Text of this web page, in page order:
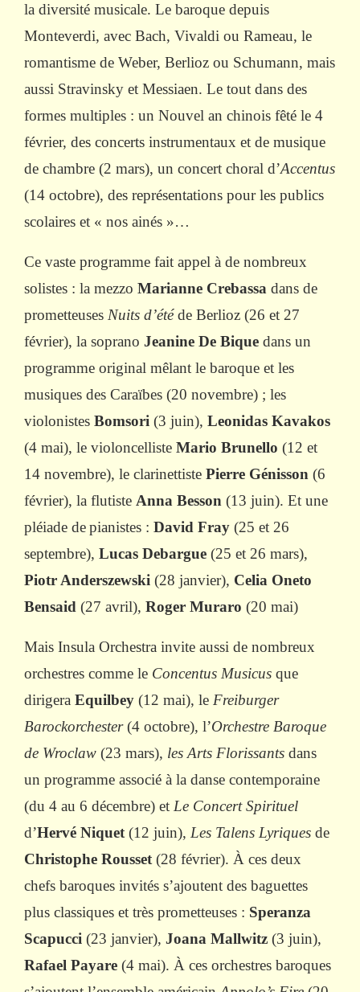
la diversité musicale. Le baroque depuis
Monteverdi, avec Bach, Vivaldi ou Rameau, le
romantisme de Weber, Berlioz ou Schumann, mais
aussi Stravinsky et Messiaen. Le tout dans des
formes multiples : un Nouvel an chinois fêté le 4
février, des concerts instrumentaux et de musique
de chambre (2 mars), un concert choral d’Accentus
(14 octobre), des représentations pour les publics
scolaires et « nos ainés »…
Ce vaste programme fait appel à de nombreux
solistes : la mezzo Marianne Crebassa dans de
prometteuses Nuits d’étéde Berlioz (26 et 27
février), la soprano Jeanine De Bique dans un
programme original mêlant le baroque et les
musiques des Caraïbes (20 novembre) ; les
violonistes Bomsori (3 juin), Leonidas Kavakos
(4 mai), le violoncelliste Mario Brunello (12 et
14 novembre), le clarinettiste Pierre Génisson (6
février), la flutiste Anna Besson (13 juin). Et une
pléiade depianistes : David Fray (25 et 26
septembre), Lucas Debargue (25 et 26 mars),
Piotr Anderszewski (28 janvier), Celia Oneto
Bensaid (27 avril), Roger Muraro (20 mai)
Mais Insula Orchestra invite aussi de nombreux
orchestres comme le Concentus Musicus que
dirigera Equilbey (12 mai), le Freiburger
Barockorchester(4 octobre), l’Orchestre Baroque
de Wroclaw (23 mars), les Arts Florissants dans
un programme associé à la danse contemporaine
(du 4 au 6 décembre) et Le Concert Spirituel
d’Hervé Niquet(12 juin), Les Talens Lyriques de
Christophe Rousset(28 février). À ces deux
chefs baroques invités s’ajoutent des baguettes
plus classiques et très prometteuses : Speranza
Scapucci (23 janvier), Joana Mallwitz (3 juin),
Rafael Payare (4 mai). À ces orchestres baroques